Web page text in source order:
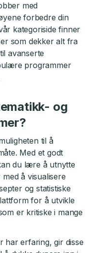
med
forbedre din
kategoriside finner
som dekker alt fra
avanserte
programmer
og
til å
Med et godt
du lære å utnytte
å visualisere
og statistiske
for å utvikle
er kritiske i mange
har erfaring, gir disse